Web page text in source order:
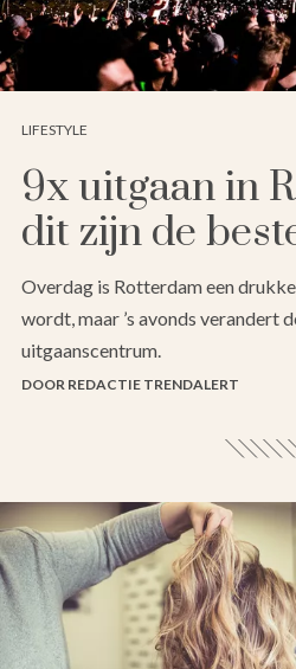
LIFESTYLE
9x uitgaan in
dit zijn de
Overdag is Rotterdam een
wordt, maar ’s avonds verandert
uitgaanscentrum.
DOOR REDACTIE TRENDALERT